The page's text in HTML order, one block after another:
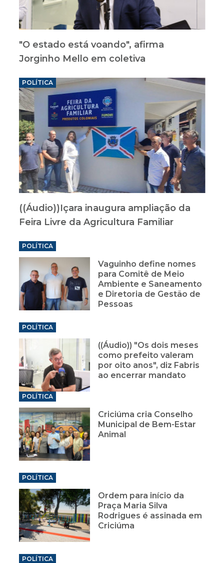
"O estado está voando", afirma
Jorginho Mello em coletiva
POLÍTICA
((Áudio))Içara inaugura ampliação da
Feira Livre da Agricultura Familiar
POLÍTICA
Vaguinho define nomes
para Comitê de Meio
Ambiente e Saneamento
e Diretoria de Gestão de
Pessoas
POLÍTICA
((Áudio)) "Os dois meses
como prefeito valeram
por oito anos", diz Fabris
ao encerrar mandato
POLÍTICA
Criciúma cria Conselho
Municipal de Bem-Estar
Animal
POLÍTICA
Ordem para início da
Praça Maria Silva
Rodrigues é assinada em
Criciúma
POLÍTICA